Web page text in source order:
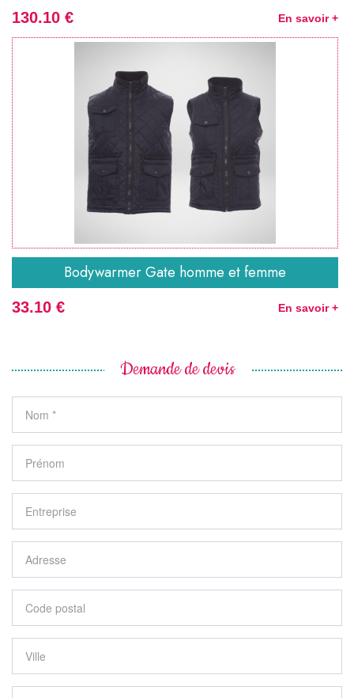
130.10 € En savoir +
Bodywarmer Gate homme et femme
33.10 € En savoir +
Demande de devis